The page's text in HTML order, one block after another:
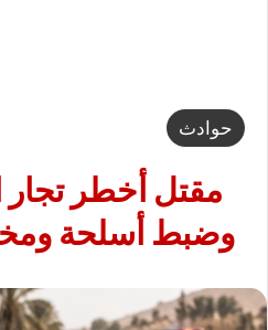
حوادث
مقتل أخطر تجار
وضبط أسلحة